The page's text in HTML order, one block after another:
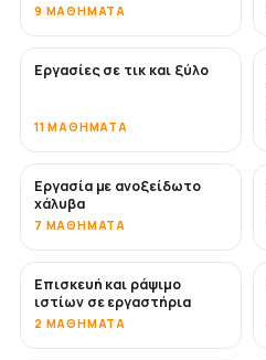
9 ΜΑΘΉΜΑΤΑ
Εργασίες σε τικ και ξύλο
11 ΜΑΘΉΜΑΤΑ
ΣΎΝΤΟΜΑ
Εργασία με ανοξείδωτο
χάλυβα
7 ΜΑΘΉΜΑΤΑ
ΣΎΝΤΟΜΑ
Επισκευή και ράψιμο
ιστίων σε εργαστήρια
2 ΜΑΘΉΜΑΤΑ